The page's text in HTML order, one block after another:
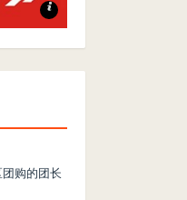
志愿者招募
购的团长